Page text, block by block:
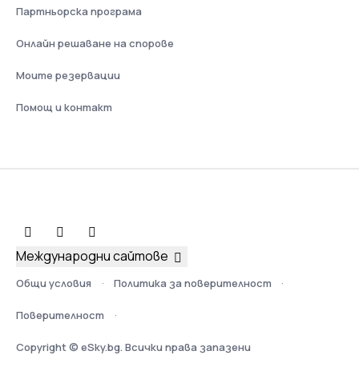
Партньорска програма
Онлайн решаване на спорове
Моите резервации
Помощ и контакт
Общи условия Политика за поверителност
Поверителност
Copyright © eSky.bg. Всички права запазени
Международни сайтове